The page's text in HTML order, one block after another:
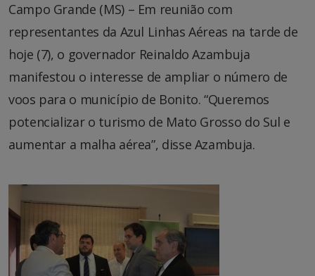
Campo Grande (MS) – Em reunião com
representantes da Azul Linhas Aéreas na tarde de
hoje (7), o governador Reinaldo Azambuja
manifestou o interesse de ampliar o número de
voos para o município de Bonito. “Queremos
potencializar o turismo de Mato Grosso do Sul e
aumentar a malha aérea”, disse Azambuja.